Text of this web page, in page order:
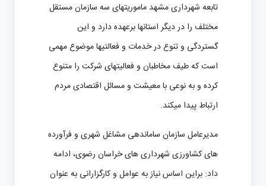
تابعه شهرداری مشهد ماموریتهای سه سازمان مستقل
مختلف را در دیگر استانها برعهده دارد و این
گستردگی و تنوع در خدمات و فعالتیها موضوع مهمی
است که طیف مخاطبان و فعالیتهای شرکت را متنوع
کرده و به نوعی با معیشت و مسائل اقتصادی مردم
ارتباط پیدا میکند.
مدیرعامل سازمان ساماندهی مشاغل شهری و فرآورده
های کشاورزی شهرداری های خراسان رضوی، ادامه
داد: براین اساس نیاز به عوامل و کارگزارانی به عنوان